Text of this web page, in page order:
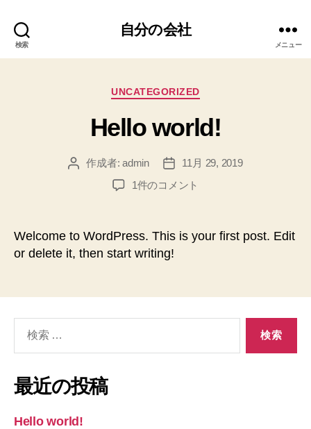
検索
自分の会社
メニュー
カ
ゴ
リ
UNCATEGORIZED
Hello world!
投
作成者:admin
投
稿
11月 29, 2019
Hello
1件のコメント
Welcome to WordPress. This is your first post. Edit
or delete it, then start writing!
象:
最近の投稿
Hello world!